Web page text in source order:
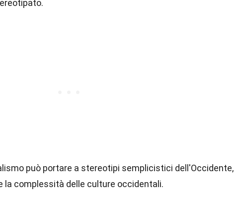
può portare a stereotipi semplicistici dell'Occidente,
la complessità delle culture occidentali.